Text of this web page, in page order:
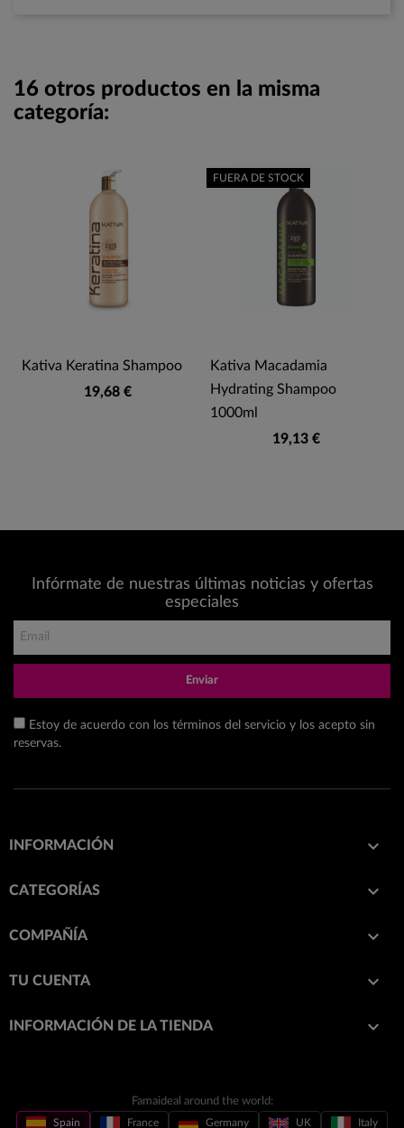
16 otros productos en la misma
categoría:
Kativa Keratina Shampoo
19,68 €
Kativa Macadamia
Hydrating Shampoo
1000ml
19,13 €
FUERA DE STOCK
Infórmate de nuestras últimas noticias y ofertas
especiales
Enviar
Estoy de acuerdo con los términos del servicio y los acepto sin
reservas.
INFORMACIÓN 
CATEGORÍAS 
COMPAÑÍA 
TU CUENTA 
INFORMACIÓN DE LA TIENDA keyboard_arrow_down
Famaideal around the world:
Spain France Germany UK Italy